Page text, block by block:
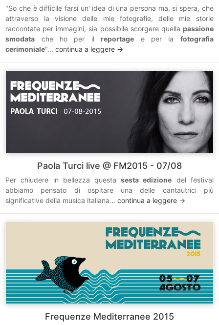
"So che è difficile farsi un' idea di una persona ma, si spera, che
attraverso la visione delle mie fotografie, delle mie storie
raccontate per immagini, sia possibile scorgere quella passione
smodata che ho per ilreportage e per la fotografia
cerimoniale"...continua a leggere ->
Paola Turci live @ FM2015 - 07/08
Per chiudere in bellezza questasesta edizione del festival
abbiamo pensato di ospitare una delle cantautrici più
significative della musica italiana...continua a leggere ->
Frequenze Mediterranee 2015